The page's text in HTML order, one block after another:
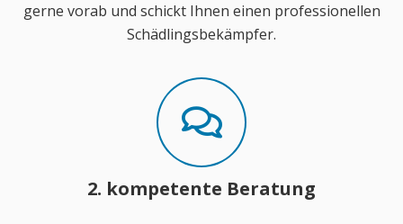
gerne vorab und schickt Ihnen einen professionellen
Schädlingsbekämpfer.
2. kompetente Beratung